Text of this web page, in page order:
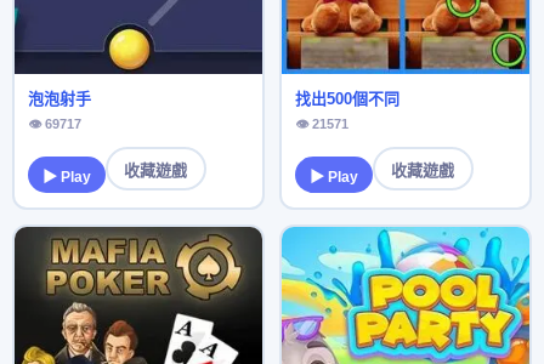
泡泡射手
👁 69717
▶ Play 收藏遊戲
找出500個不同
👁 21571
▶ Play 收藏遊戲